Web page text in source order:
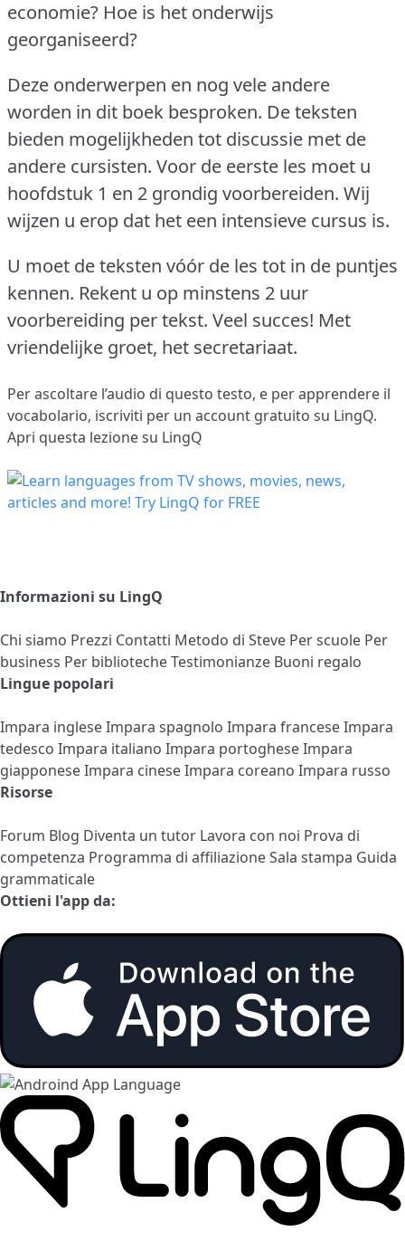
economie? Hoe is het onderwijs
georganiseerd?
Deze onderwerpen en nog vele andere
worden in dit boek besproken. De teksten
bieden mogelijkheden tot discussie met de
andere cursisten. Voor de eerste les moet u
hoofdstuk 1 en 2 grondig voorbereiden. Wij
wijzen u erop dat het een intensieve cursus is.
U moet de teksten vóór de les tot in de puntjes
kennen. Rekent u op minstens 2 uur
voorbereiding per tekst. Veel succes! Met
vriendelijke groet, het secretariaat.
Per ascoltare l’audio di questo testo, e per apprendere il
vocabolario, iscriviti per un account gratuito su LingQ.
Apri questa lezione su LingQ
Informazioni su LingQ
Chi siamo Prezzi Contatti Metodo di Steve Per scuole Per
business Per bibliotecheTestimonianze Buoni regalo
Lingue popolari
Impara ingleseImpara spagnolo Impara franceseImpara
tedesco Impara italiano Impara portogheseImpara
giapponeseImpara cineseImpara coreano Impara russo
Risorse
Forum Blog Diventa un tutor Lavora con noi Prova di
competenza Programma di affiliazioneSala stampa Guida
grammaticale
Ottieni l'app da: